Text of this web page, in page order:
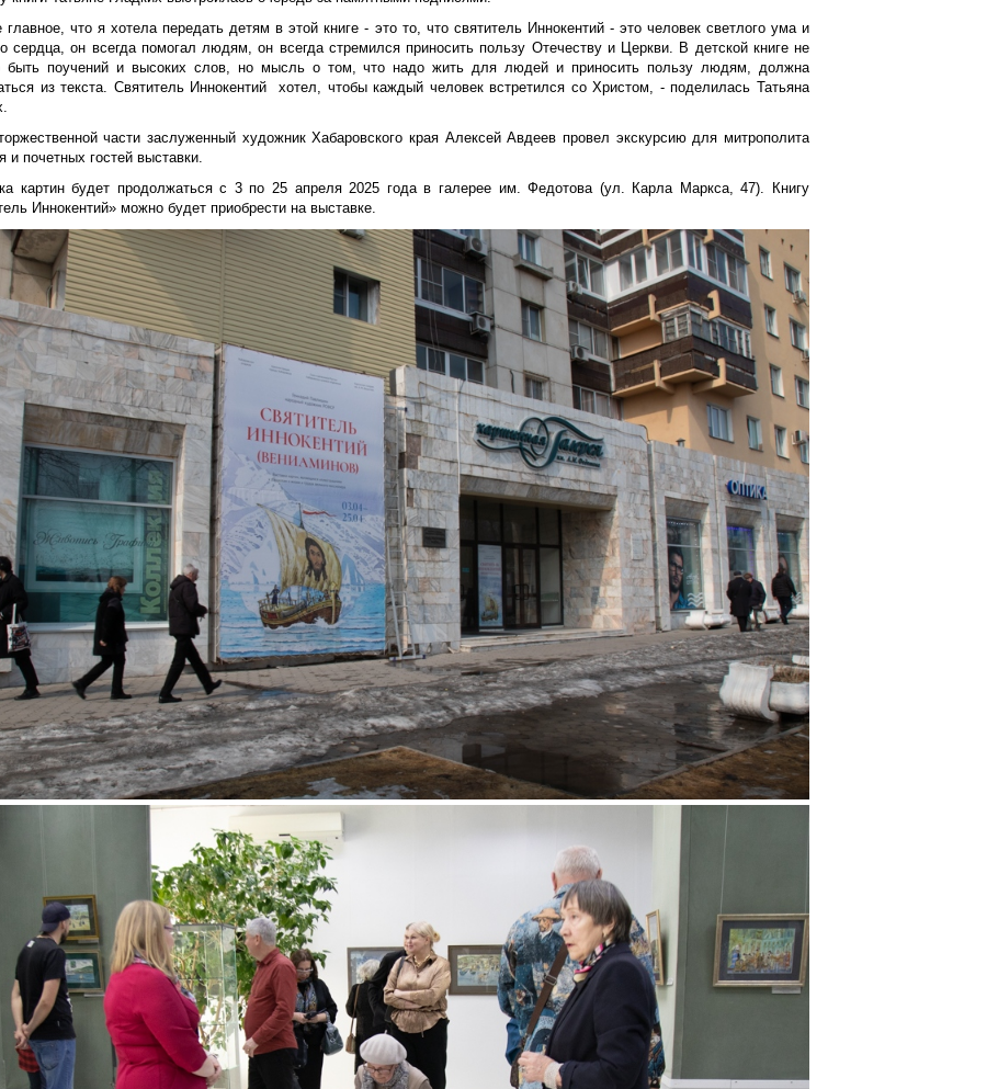
что я хотела передать детям в этой книге - это то, что святитель Иннокентий - это человек светлого ума и
сердца, он всегда помогал людям, он всегда стремился приносить пользу Отечеству и Церкви. В детской книге не
быть поучений и высоких слов, но мысль о том, что надо жить для людей и приносить пользу людям, должна
из текста. Святитель Иннокентий хотел, чтобы каждый человек встретился со Христом, - поделилась Татьяна
части заслуженный художник Хабаровского края Алексей Авдеев провел экскурсию для митрополита
и почетных гостей выставки.
картин будет продолжаться с 3 по 25 апреля 2025 года в галерее им. Федотова (ул. Карла Маркса, 47). Книгу
Иннокентий» можно будет приобрести на выставке.